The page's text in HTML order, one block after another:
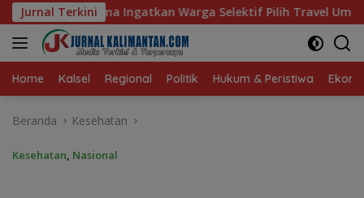
Langsung
ke
konten
Jurnal Terkini
Selektif Pilih Travel Umrah
Home Kalsel Regional Politik Hukum & Peristiwa
Beranda Kesehatan
Kesehatan, Nasional